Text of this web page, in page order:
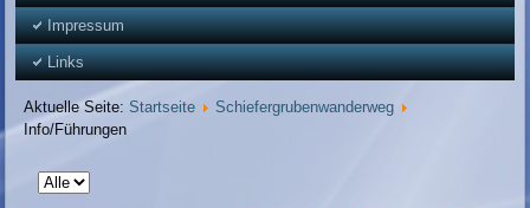
Impressum
Links
Aktuelle Seite:Startseite
Schiefergrubenwanderweg
Info/Führungen
Anzeige